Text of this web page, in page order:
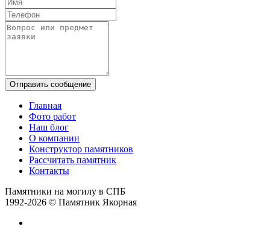
Отправить сообщение
Главная
Фото работ
Наш блог
О компании
Конструктор памятников
Рассчитать памятник
Контакты
Памятники на могилу в СПБ
1992-2026 © Памятник Якорная